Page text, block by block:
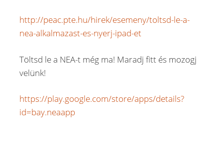
http://peac.pte.hu/hirek/esemeny/toltsd-le-a-
nea-alkalmazast-es-nyerj-ipad-et
Töltsd le a NEA-t még ma! Maradj fitt és mozogj
velünk!
https://play.google.com/store/apps/details?
id=bay.neaapp